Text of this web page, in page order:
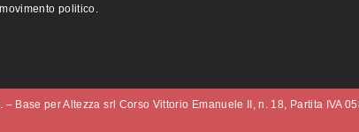
movimento politico.
Base per Altezza srl Corso Vittorio Emanuele II, n. 18, Partita IVA